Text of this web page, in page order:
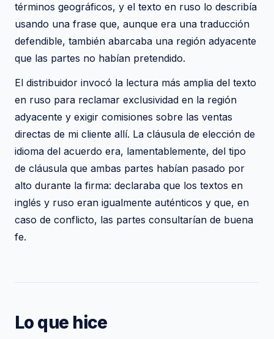
términos geográficos, y el texto en ruso lo describía
usando una frase que, aunque era una traducción
defendible, también abarcaba una región adyacente
que las partes no habían pretendido.
El distribuidor invocó la lectura más amplia del texto
en ruso para reclamar exclusividad en la región
adyacente y exigir comisiones sobre las ventas
directas de mi cliente allí. La cláusula de elección de
idioma del acuerdo era, lamentablemente, del tipo
de cláusula que ambas partes habían pasado por
alto durante la firma: declaraba que los textos en
inglés y ruso eran igualmente auténticos y que, en
caso de conflicto, las partes consultarían de buena
fe.
Lo que hice